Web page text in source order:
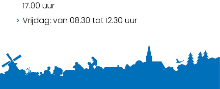
17.00 uur
Vrijdag: van 08.30 tot 12.30 uur